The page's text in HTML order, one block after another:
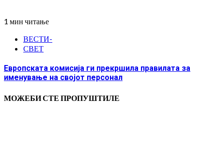
1 мин читање
ВЕСТИ-
СВЕТ
Европската комисија ги прекршила правилата за
именување на својот персонал
МОЖЕБИ СТЕ ПРОПУШТИЛЕ